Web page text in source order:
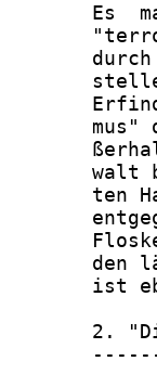
Es
mus"
walt
ten
den
ist
2.